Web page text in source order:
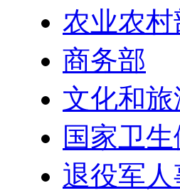
农业农村
商务部
文化和旅
国家卫
退役军